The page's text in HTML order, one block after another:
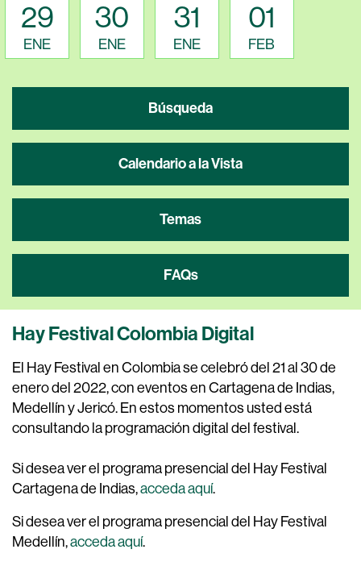
29
ENE
30
ENE
31
ENE
01
FEB
Búsqueda
Calendario a la Vista
Temas
FAQs
Hay Festival Colombia Digital
El Hay Festival en Colombia se celebró del 21 al 30 de
enero del 2022, con eventos en Cartagena de Indias,
Medellín y Jericó. En estos momentos usted está
consultando la programación digital del festival .
Si desea ver el programa presencial del Hay Festival
Cartagena de Indias,acceda aquí.
Si desea ver el programa presencial del Hay Festival
Medellín,acceda aquí.